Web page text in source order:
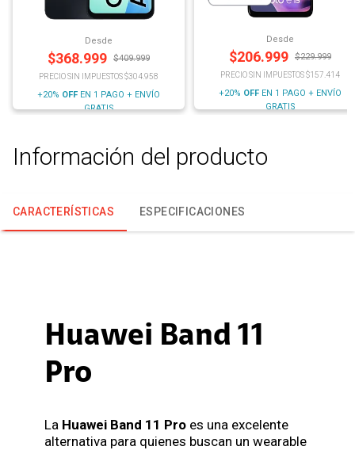
Desde
$368.999 $409.999
PRECIO SIN IMPUESTOS $304.958
+20% OFF EN 1 PAGO + ENVÍO
GRATIS
Desde
$206.999 $229.999
PRECIO SIN IMPUESTOS $157.414
+20% OFF EN 1 PAGO + ENVÍO
GRATIS
Información del producto
CARACTERÍSTICAS ESPECIFICACIONES
Huawei Band 11
Pro
La Huawei Band 11 Pro es una excelente
alternativa para quienes buscan un wearable